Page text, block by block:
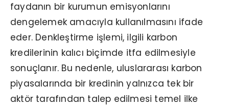
faydanın bir kurumun emisyonlarını
dengelemek amacıyla kullanılmasını ifade
eder. Denkleştirme işlemi, ilgili karbon
kredilerinin kalıcı biçimde itfa edilmesiyle
sonuçlanır. Bu nedenle, uluslararası karbon
piyasalarında bir kredinin yalnızca tek bir
aktör tarafından talep edilmesi temel ilke